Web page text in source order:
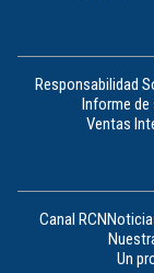
Responsabilidad
Informe
Ventas
Canal RCN
Un